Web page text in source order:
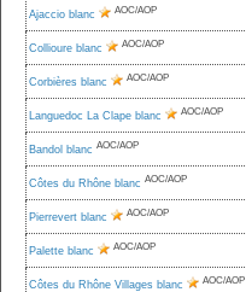
Ajaccio blanc AOC/AOP
Collioure blanc AOC/AOP
Corbières blanc AOC/AOP
Languedoc La Clape blanc AOC/AOP
Bandol blanc AOC/AOP
Côtes du Rhône blanc AOC/AOP
Pierrevert blanc AOC/AOP
Palette blanc AOC/AOP
Côtes du Rhône Villages blanc AOC/AOP